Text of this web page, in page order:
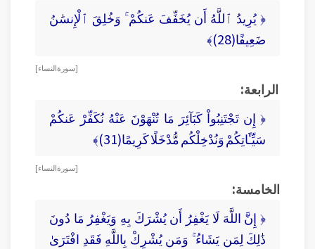
﴿ يُرِيدُ ٱللَّهُ أَن يُخَفِّفَ عَنكُمْ ۚ وَخُلِقَ ٱلْإِنسَٰنُ
ضَعِيفًا(28)﴾
[ سورة النساء ]
الرابعة:
﴿ إِن تَجْتَنِبُواْ كَبَآئِرَ مَا تُنْهَوْنَ عَنْهُ نُكَفِّرْ عَنكُمْ
سَيِّـَٔاتِكُمْ وَنُدْخِلْكُم مُّدْخَلًا كَرِيمًا(31)﴾
[ سورة النساء ]
الخامسة:
﴿ إِنَّ اللَّهَ لَا يَغْفِرُ أَن يُشْرَكَ بِهِ وَيَغْفِرُ مَا دُونَ
ذَٰلِكَ لِمَن يَشَاءُ ۚ وَمَن يُشْرِكْ بِاللَّهِ فَقَدِ افْتَرَىٰ